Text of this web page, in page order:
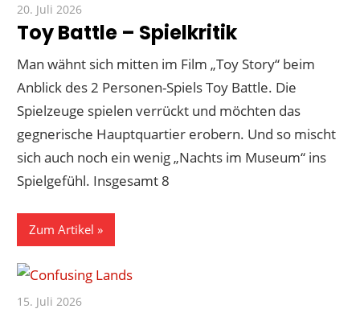
20. Juli 2026
Toy Battle – Spielkritik
Man wähnt sich mitten im Film „Toy Story“ beim
Anblick des 2 Personen-Spiels Toy Battle. Die
Spielzeuge spielen verrückt und möchten das
gegnerische Hauptquartier erobern. Und so mischt
sich auch noch ein wenig „Nachts im Museum“ ins
Spielgefühl. Insgesamt 8
Zum Artikel
15. Juli 2026